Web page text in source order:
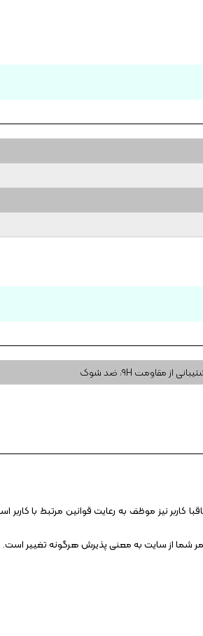
نیز موظف به رعایت قوانین مرتبط با کاربر
شما از سایت به معنی پذیرش هرگونه تغییر است.